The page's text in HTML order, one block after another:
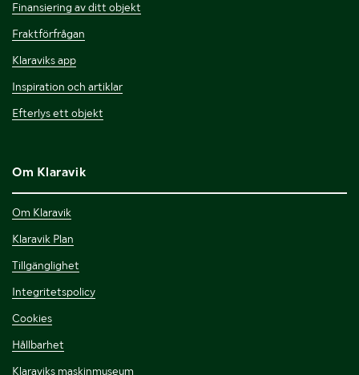
Finansiering av ditt objekt
Fraktförfrågan
Klaraviks app
Inspiration och artiklar
Efterlys ett objekt
Om Klaravik
Om Klaravik
Klaravik Plan
Tillgänglighet
Integritetspolicy
Cookies
Hållbarhet
Klaraviks maskinmuseum